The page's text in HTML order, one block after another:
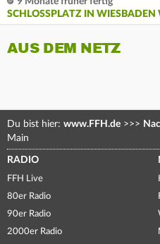
SCHLOSSPLATZ IN WIESBADEN
AUS DEM NETZ
Du bist hier: www.FFH.de >>>
Main
RADIO
FFH Live
80er Radio
90er Radio
2000er Radio